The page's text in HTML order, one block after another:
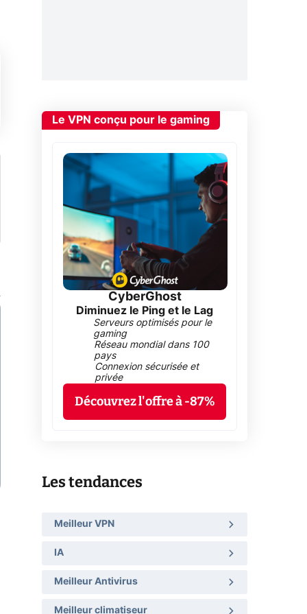
Le VPN conçu pour le gaming
CyberGhost
Diminuez le Ping et le Lag
Serveurs optimisés pour le
gaming
Réseau mondial dans 100
pays
Connexion sécurisée et
privée
Découvrez l'offre à -87%
Les tendances
Meilleur VPN
IA
Meilleur Antivirus
Meilleur climatiseur